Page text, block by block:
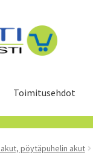
Toimitusehdot
pöytäpuhelin akut